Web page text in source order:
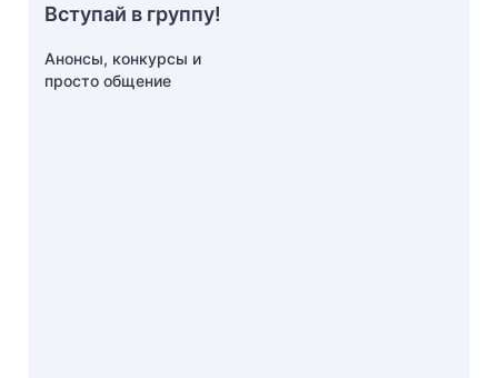
Вступай в группу!
Анонсы, конкурсы и
просто общение